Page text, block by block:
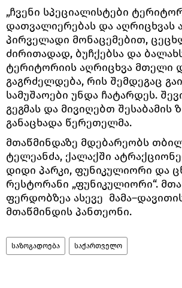
„ჩვენი სპეციალისტები
დათვალიერებას და აღრიცხვას
პირველადი მონაცემებით,
ძირითადად, ბუჩქებსა და
ტერიტორიის აღრიცხვა მთელი
გაგრძელდება, რის შემდეგაც
სამუშაოები უნდა ჩატარდეს.
გეგმას და მივიღებთ შესაბამის
განაცხადა წერეთელმა.
მთაწმინდაზე მდებარეობს
ტელეანძა, ქალაქში
დიდი პარკი, ფუნიკულიორი და
რესტორანი „ფუნიკულიორი“.
ფერდობზეა ასევე
მთაწმინდის პანთეონი.
საზოგადოება საქართველო